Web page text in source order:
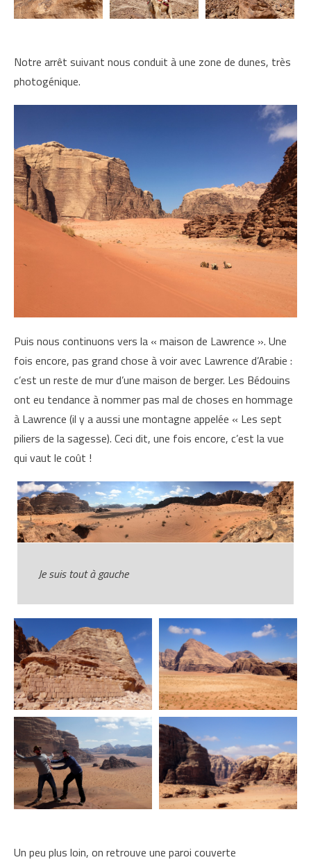
Notre arrêt suivant nous conduit à une zone de dunes, très
photogénique.
Puis nous continuons vers la « maison de Lawrence ». Une
fois encore, pas grand chose à voir avec Lawrence d’Arabie :
c’est un reste de mur d’une maison de berger. Les Bédouins
ont eu tendance à nommer pas mal de choses en hommage
à Lawrence (il y a aussi une montagne appelée « Les sept
piliers de la sagesse). Ceci dit, une fois encore, c’est la vue
qui vaut le coût !
Je suis tout à gauche
Un peu plus loin, on retrouve une paroi couverte